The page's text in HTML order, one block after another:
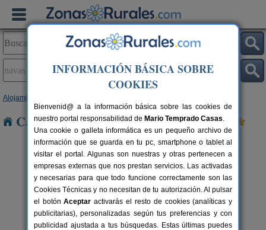
Alojamientos
Casas Rurales en Navas de Oro
4-8+4 pers.
desde33 €
El Portal de Castroserna
Castroserna De Arriba (Segovia)
INFORMACIÓN BÁSICA SOBRE
COOKIES
Bienvenid@ a la información básica sobre las cookies de
nuestro portal responsabilidad de Mario Temprado Casas.
Una cookie o galleta informática es un pequeño archivo de
información que se guarda en tu pc, smartphone o tablet al
visitar el portal. Algunas son nuestras y otras pertenecen a
empresas externas que nos prestan servicios. Las activadas
y necesarias para que todo funcione correctamente son las
Cookies Técnicas y no necesitan de tu autorización. Al pulsar
el botónAceptar activarás el resto de cookies (analíticas y
publicitarias), personalizadas según tus preferencias y con
publicidad ajustada a tus búsquedas. Estas últimas puedes